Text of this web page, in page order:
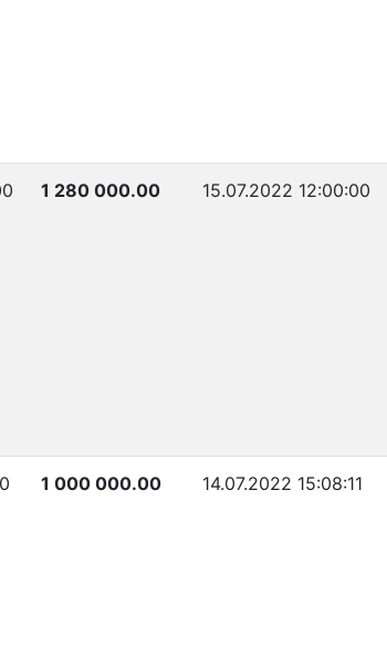
1 280 000.00 15.07.2022 12:00:00
1 000 000.00 14.07.2022 15:08:11